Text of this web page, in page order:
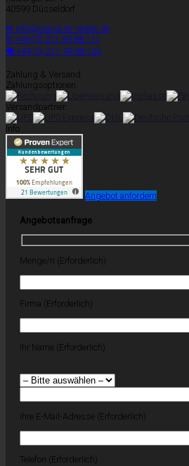
40599 Düsseldorf
✉ info@wanduhr-direkt.de
✆ +49 (0) 211 99 88 111
🖷 +49 (0) 211 99 88 120
Zahlung & Versand
Zahlungsoptionen:
Versandpartner:
Info
Angebot anfordern
Angebotsanfrage
Menge/n (Erforderlich)
Firma (Erforderlich)
Ihr Name (Erforderlich)
Ihre E-Mail-Adresse (Erforderlich)
Telefon (Erforderlich)